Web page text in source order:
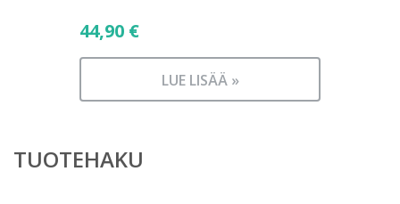
44,90 €
LUE LISÄÄ »
TUOTEHAKU